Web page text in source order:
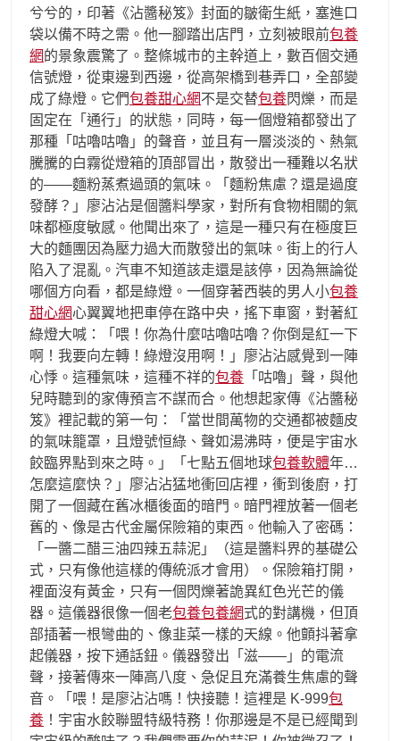
兮兮的，印著《沾醬秘笈》封面的皺衛生紙，塞進口
袋以備不時之需。他一腳踏出店門，立刻被眼前包養
網的景象震驚了。整條城市的主幹道上，數百個交通
信號燈，從東邊到西邊，從高架橋到巷弄口，全部變
成了綠燈。它們包養甜心網不是交替包養閃爍，而是
固定在「通行」的狀態，同時，每一個燈箱都發出了
那種「咕嚕咕嚕」的聲音，並且有一層淡淡的、熱氣
騰騰的白霧從燈箱的頂部冒出，散發出一種難以名狀
的——麵粉蒸煮過頭的氣味。「麵粉焦慮？還是過度
發酵？」廖沾沾是個醬料學家，對所有食物相關的氣
味都極度敏感。他聞出來了，這是一種只有在極度巨
大的麵團因為壓力過大而散發出的氣味。街上的行人
陷入了混亂。汽車不知道該走還是該停，因為無論從
哪個方向看，都是綠燈。一個穿著西裝的男人小包養
甜心網心翼翼地把車停在路中央，搖下車窗，對著紅
綠燈大喊：「喂！你為什麼咕嚕咕嚕？你倒是紅一下
啊！我要向左轉！綠燈沒用啊！」廖沾沾感覺到一陣
心悸。這種氣味，這種不祥的包養 「咕嚕」聲，與他
兒時聽到的家傳預言不謀而合。他想起家傳《沾醬秘
笈》裡記載的第一句：「當世間萬物的交通都被麵皮
的氣味籠罩，且燈號恒綠、聲如湯沸時，便是宇宙水
餃臨界點到來之時。」「七點五個地球包養軟體年…
怎麼這麼快？」廖沾沾猛地衝回店裡，衝到後廚，打
開了一個藏在舊冰櫃後面的暗門。暗門裡放著一個老
舊的、像是古代金屬保險箱的東西。他輸入了密碼：
「一醬二醋三油四辣五蒜泥」（這是醬料界的基礎公
式，只有像他這樣的傳統派才會用）。保險箱打開，
裡面沒有黃金，只有一個閃爍著詭異紅色光芒的儀
器。這儀器很像一個老包養包養網式的對講機，但頂
部插著一根彎曲的、像韭菜一樣的天線。他顫抖著拿
起儀器，按下通話鈕。儀器發出「滋——」的電流
聲，接著傳來一陣高八度、急促且充滿養生焦慮的聲
音。「喂！是廖沾沾嗎！快接聽！這裡是 K-999包
養 ！宇宙水餃聯盟特級特務！你那邊是不是已經聞到